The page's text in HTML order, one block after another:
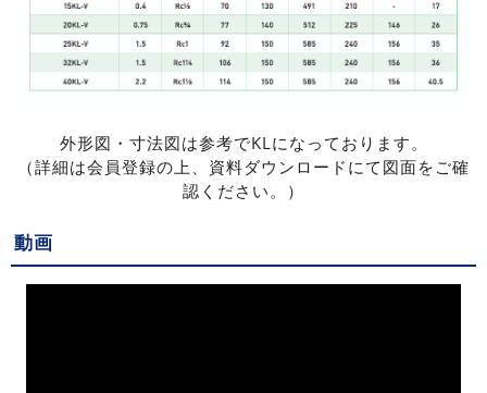
外形図・寸法図は参考でKLになっております。
（詳細は会員登録の上、資料ダウンロードにて図面をご確
認ください。）
動画